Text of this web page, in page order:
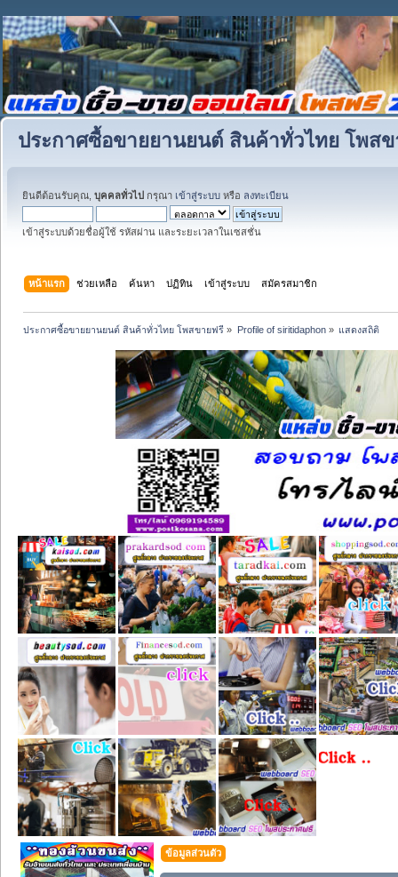
ประกาศซื้อขายยานยนต์ สินค้าทั่วไทย โพส
ยินดีต้อนรับคุณ, บุคคลทั่วไป กรุณา เข้าสู่ระบบ หรือ ลงทะเบียน
เข้าสู่ระบบด้วยชื่อผู้ใช้ รหัสผ่าน และระยะเวลาในเซสชั่น
หน้าแรก ช่วยเหลือ ค้นหา ปฏิทิน เข้าสู่ระบบ สมัครสมาชิก
ประกาศซื้อขายยานยนต์ สินค้าทั่วไทย โพสขายฟรี » Profile of siritidaphon» แสดงสถิติ
ข้อมูลส่วนตัว